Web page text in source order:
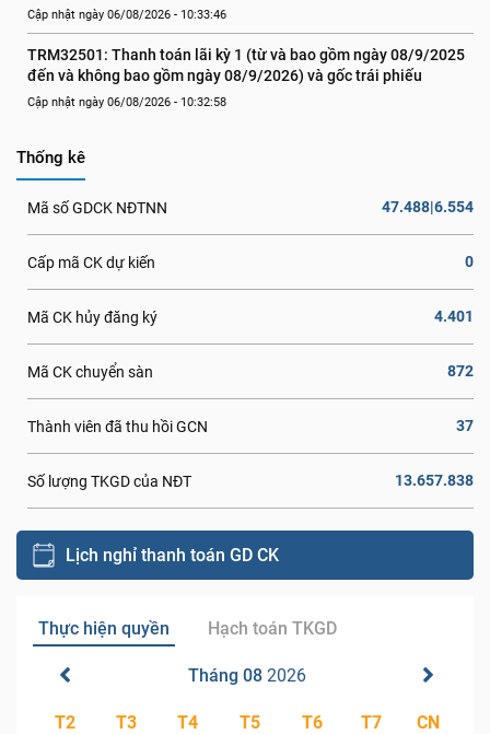
Cập nhật ngày 06/08/2026 - 10:33:46
TRM32501: Thanh toán lãi kỳ 1 (từ và bao gồm ngày 08/9/2025
đến và không bao gồm ngày 08/9/2026) và gốc trái phiếu
Cập nhật ngày 06/08/2026 - 10:32:58
Thống kê
Mã số GDCK NĐTNN 47.488|6.554
Cấp mã CK dự kiến 0
Mã CK hủy đăng ký 4.401
Mã CK chuyển sàn 872
Thành viên đã thu hồi GCN 37
Số lượng TKGD của NĐT 13.657.838
Lịch nghỉ thanh toán GD CK
Thực hiện quyền Hạch toán TKGD
Tháng 08 2026
T2 T3 T4 T5 T6 T7 CN